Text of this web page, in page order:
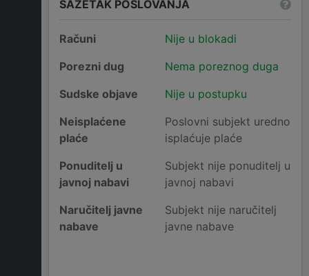
SAŽETAK POSLOVANJA
Računi
Nije u blokadi
Porezni dug
Nema poreznog duga
Sudske objave
Nije u postupku
Neisplaćene
plaće
Poslovni subjekt uredno
isplaćuje plaće
Ponuditelj u
javnoj nabavi
Subjekt nije ponuditelj u
javnoj nabavi
Naručitelj javne
nabave
Subjekt nije naručitelj
javne nabave